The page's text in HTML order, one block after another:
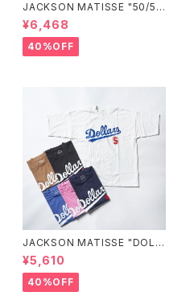
JACKSON MATISSE "50/50
Tee"
¥6,468
40%OFF
JACKSON MATISSE "DOLL
ARS"
¥5,610
40%OFF